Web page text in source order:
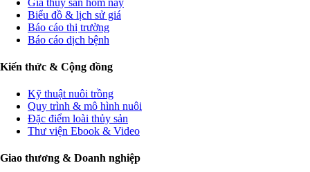
Biểu đồ & lịch sử giá
Báo cáo thị trường
Báo cáo dịch bệnh
Kiến thức & Cộng đồng
Kỹ thuật nuôi trồng
Quy trình & mô hình nuôi
Đặc điểm loài thủy sản
Thư viện Ebook & Video
Giao thương & Doanh nghiệp